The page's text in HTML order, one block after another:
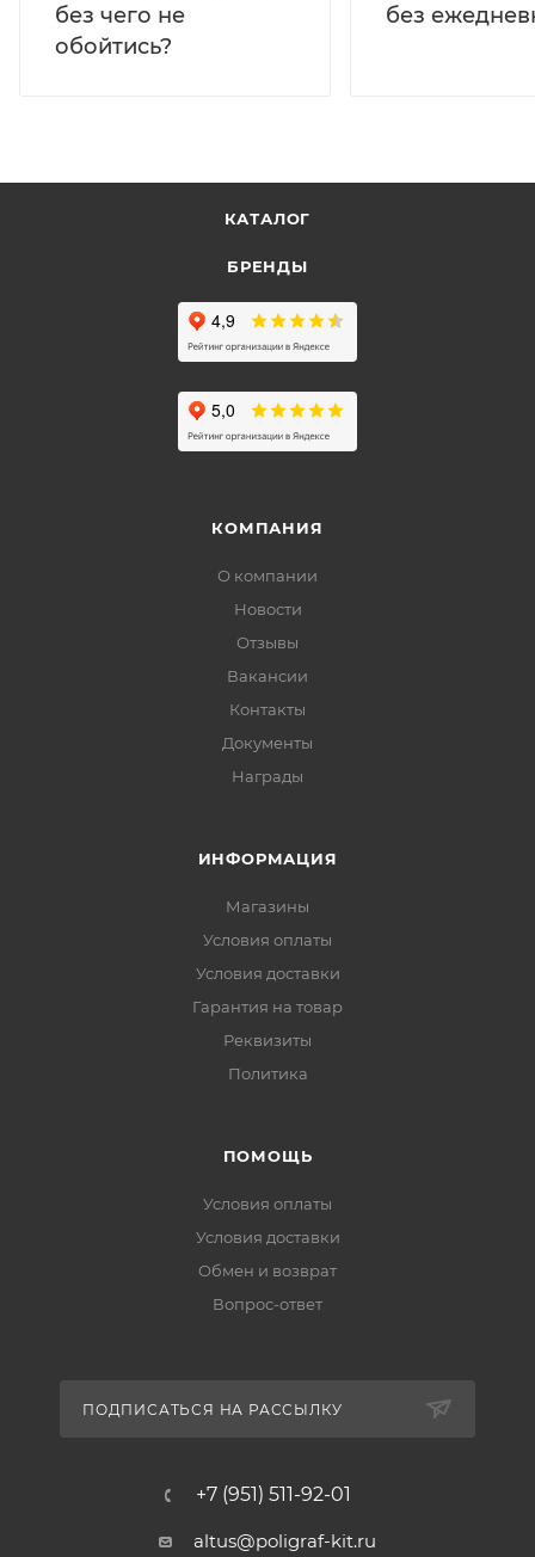
без чего не
обойтись?
без
КАТАЛОГ
БРЕНДЫ
КОМПАНИЯ
О компании
Новости
Отзывы
Вакансии
Контакты
Документы
Награды
ИНФОРМАЦИЯ
Магазины
Условия оплаты
Условия доставки
Гарантия на товар
Реквизиты
Политика
ПОМОЩЬ
Условия оплаты
Условия доставки
Обмен и возврат
Вопрос-ответ
ПОДПИСАТЬСЯ НА РАССЫЛКУ
+7 (951) 511-92-01
altus@poligraf-kit.ru